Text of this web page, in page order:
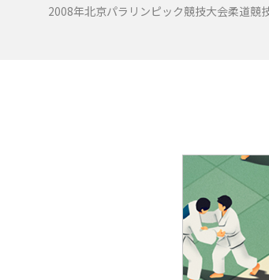
2008年北京パラリンピック競技大会柔道競